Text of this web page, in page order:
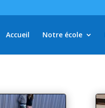
Accueil Notre école